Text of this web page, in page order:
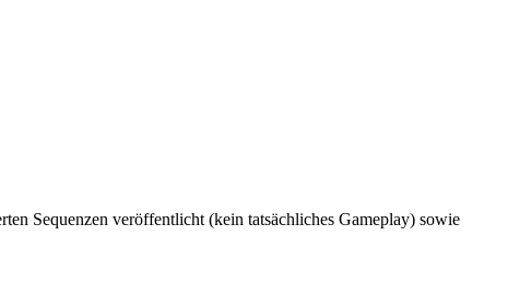
Sequenzen veröffentlicht (kein tatsächliches Gameplay) sowie